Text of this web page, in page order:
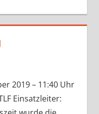
2019 – 11:40 Uhr
Einsatzleiter: